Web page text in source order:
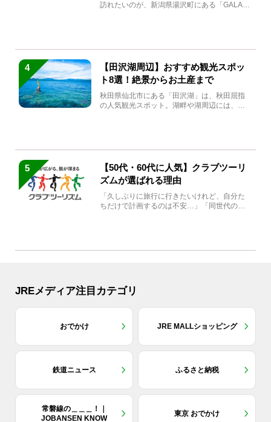
訪れたいのが、新潟県湯沢町にある「GALA湯
4
【田沢湖周辺】おすすめ観光スポッ
ト8選！絶景からお土産まで
秋田県仙北市にある「田沢湖」は、秋田屈指
の人気観光スポット。湖畔や湖周辺には、田
5
【50代・60代に人気】クラブツーリ
ズムが選ばれる理由
「久しぶりに旅行に行きたいけれど、自分た
ちだけで計画するのは不安…」「同世代の方
JREメディア注目カテゴリ
おでかけ JRE MALLショッピング
鉄道ニュース ふるさと納税
常磐線の＿＿＿！｜
JOBANSEN KNOW
東京 おでかけ